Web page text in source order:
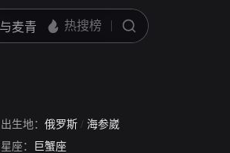
出生地： 俄罗斯 / 海参崴
星座：
巨蟹座